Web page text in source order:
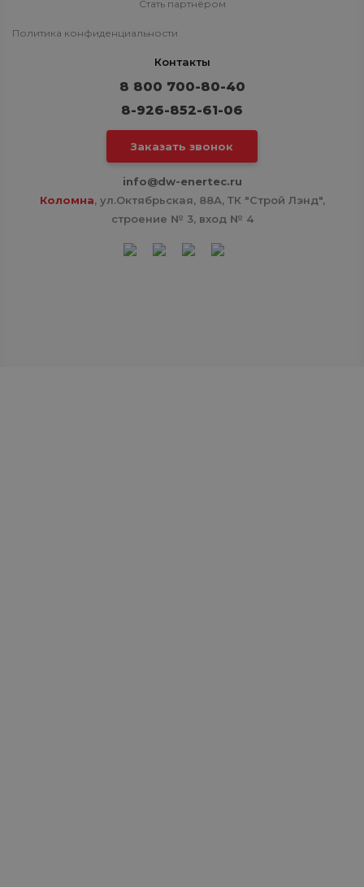
Стать партнёром
Политика конфиденциальности
Контакты
8 800 700-80-40
8-926-852-61-06
Заказать звонок
info@dw-enertec.ru
Коломна, ул.Октябрьская, 88А, ТК "Строй Лэнд",
строение № 3, вход № 4